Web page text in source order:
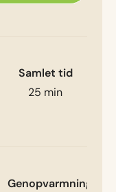
Samlet tid
25 min
Genopvarmning